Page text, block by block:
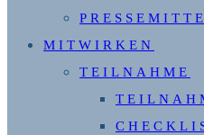
MITWIRKEN
TEILNAHME